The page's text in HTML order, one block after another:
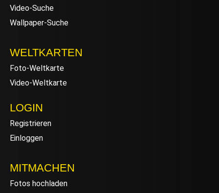
Video-Suche
Wallpaper-Suche
WELTKARTEN
Foto-Weltkarte
Video-Weltkarte
LOGIN
Registrieren
Einloggen
MITMACHEN
Fotos hochladen